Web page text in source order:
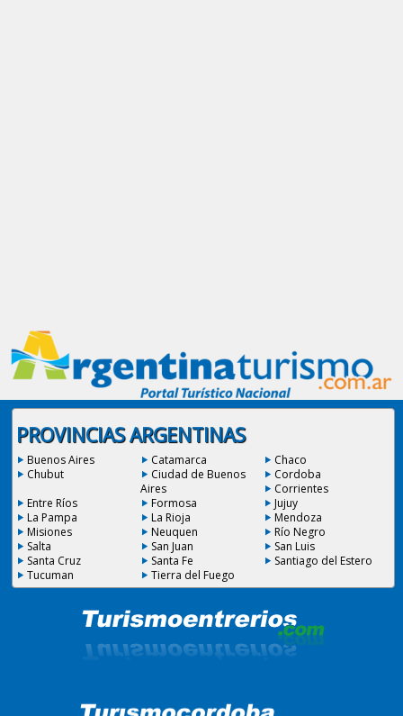
PROVINCIAS ARGENTINAS
Buenos Aires Catamarca
Chaco
Chubut
Ciudad de Buenos
Aires
Cordoba
Corrientes
Entre Ríos
Formosa
Jujuy
La Pampa
La Rioja
Mendoza
Misiones
Neuquen
Río Negro
Salta
San Juan
San Luis
Santa Cruz
Santa Fe
Santiago del Estero
Tucuman
Tierra del Fuego